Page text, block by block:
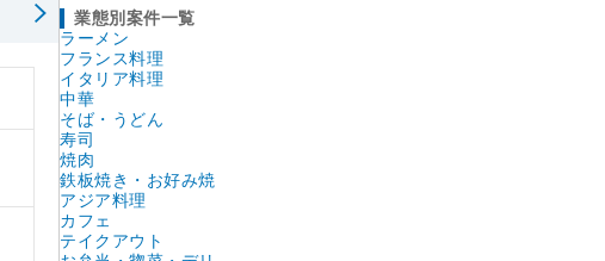
業態別案件一覧
ラーメン
フランス料理
イタリア料理
中華
そば・うどん
寿司
焼肉
鉄板焼き・お好み焼
アジア料理
カフェ
テイクアウト